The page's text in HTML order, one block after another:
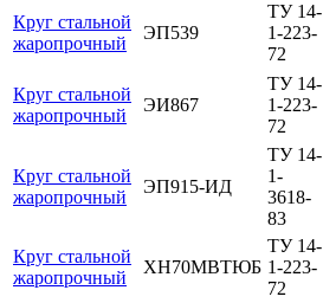
Круг стальной
жаропрочный
ЭП539
ТУ 14-
1-223-
72
Круг стальной
жаропрочный
ЭИ867
ТУ 14-
1-223-
72
Круг стальной
жаропрочный
ЭП915-ИД
ТУ 14-
1-
3618-
83
Круг стальной
жаропрочный
ХН70МВТЮБ
ТУ 14-
1-223-
72